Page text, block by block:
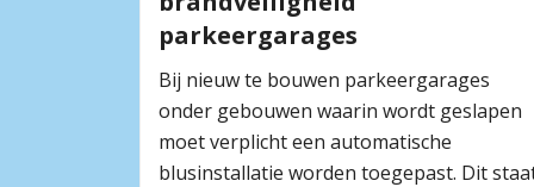
parkeergarages
Bij nieuw te bouwen parkeergarages
onder gebouwen waarin wordt geslapen
moet verplicht een automatische
blusinstallatie worden toegepast. Dit